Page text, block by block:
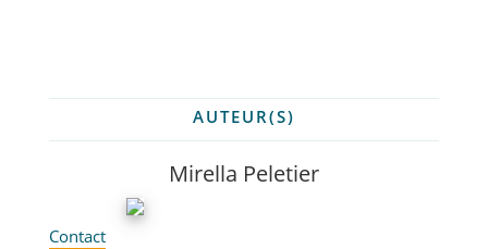
AUTEUR(S)
Mirella Peletier
Contact